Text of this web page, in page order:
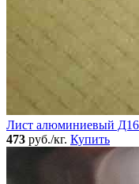
Лист алюминиевый Д16
473 руб./кг. Купить